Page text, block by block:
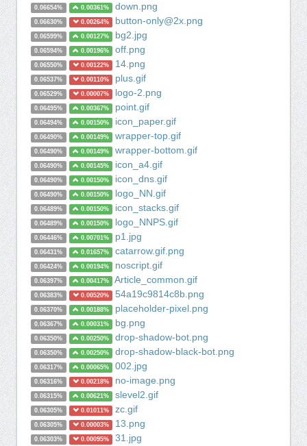
0.06654% 0.00361% down.png
0.06630% 0.00264% button-only@2x.png
0.06599% 0.00127% bg2.jpg
0.06594% 0.00196% off.png
0.06550% 0.00122% 14.png
0.06537% 0.00110% plus.gif
0.06529% 0.00007% logo-2.png
0.06495% 0.00367% point.gif
0.06494% 0.00150% icon_paper.gif
0.06490% 0.00149% wrapper-top.gif
0.06490% 0.00149% wrapper-bottom.gif
0.06490% 0.00145% icon_a4.gif
0.06490% 0.00150% icon_dns.gif
0.06490% 0.00150% logo_NN.gif
0.06489% 0.00150% icon_stacks.gif
0.06489% 0.00150% logo_NNPS.gif
0.06446% 0.00701% p1.jpg
0.06431% 0.01657% catarrow.gif.png
0.06424% 0.00194% noscript.gif
0.06397% 0.00417% Article_common.gif
0.06383% 0.00520% 54a19c9814c8b.png
0.06370% 0.00188% placeholder-pixel.png
0.06367% 0.00031% bg.png
0.06350% 0.00250% drop-shadow-bot.png
0.06350% 0.00250% drop-shadow-black-bot.png
0.06317% 0.00065% 002.jpg
0.06316% 0.00218% no-image.png
0.06315% 0.00621% slevel2.gif
0.06305% 0.01011% zc.gif
0.06305% 0.00003% 13.png
0.06303% 0.00095% 31.jpg